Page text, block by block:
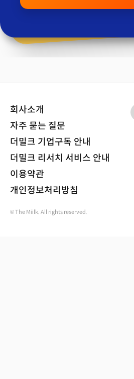
회사소개
자주 묻는 질문
더밀크 기업구독 안내
더밀크 리서치 서비스 안내
이용약관
개인정보처리방침
© The Miilk. All rights reserved.